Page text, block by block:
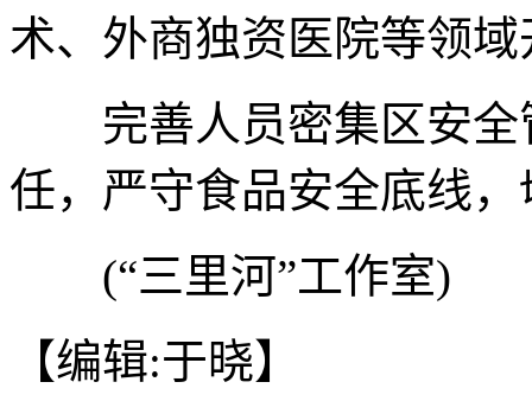
术、外商独资医院等领
完善人员密集区安全
任，严守食品安全底线
(“三里河”工作室)
【编辑:于晓】